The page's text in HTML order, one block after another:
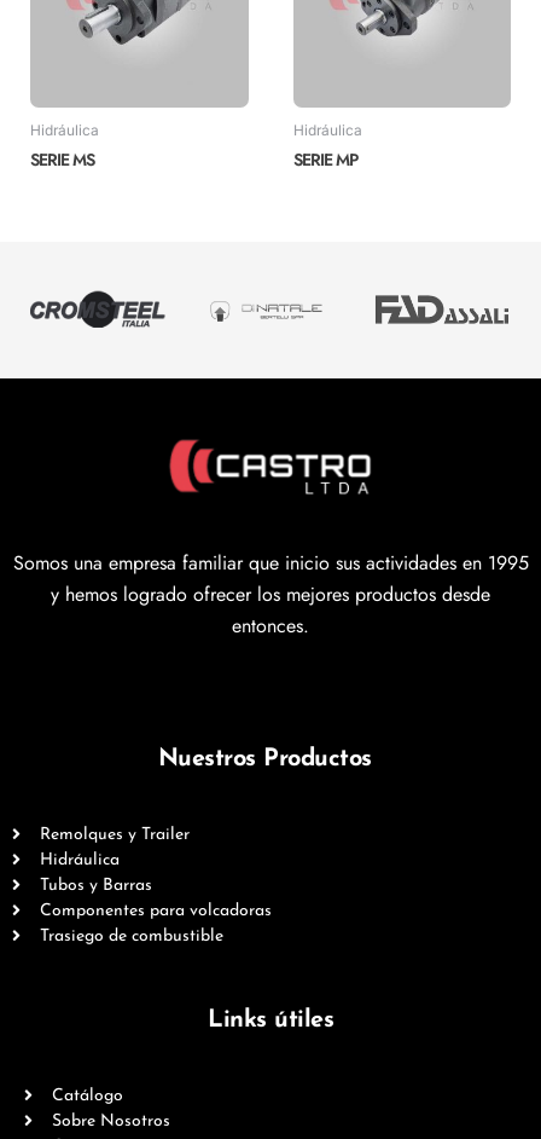
Hidráulica
SERIE MS
Hidráulica
SERIE MP
Somos una empresa familiar que inicio sus actividades en 1995
y hemos logrado ofrecer los mejores productos desde
entonces.
Nuestros Productos
Remolques y Trailer
Hidráulica
Tubos y Barras
Componentes para volcadoras
Trasiego de combustible
Links útiles
Catálogo
Sobre Nosotros